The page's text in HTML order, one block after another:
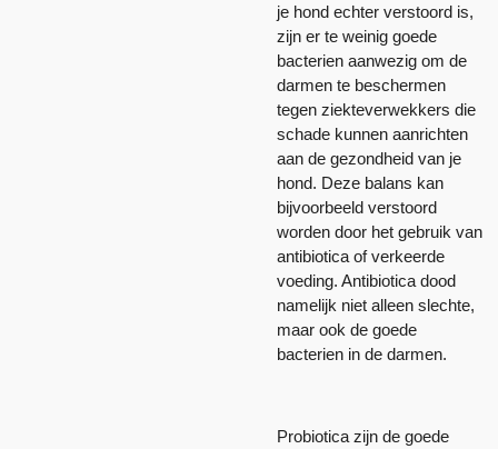
je hond echter verstoord is,
zijn er te weinig goede
bacterien aanwezig om de
darmen te beschermen
tegen ziekteverwekkers die
schade kunnen aanrichten
aan de gezondheid van je
hond. Deze balans kan
bijvoorbeeld verstoord
worden door het gebruik van
antibiotica of verkeerde
voeding. Antibiotica dood
namelijk niet alleen slechte,
maar ook de goede
bacterien in de darmen.
Probiotica zijn de goede